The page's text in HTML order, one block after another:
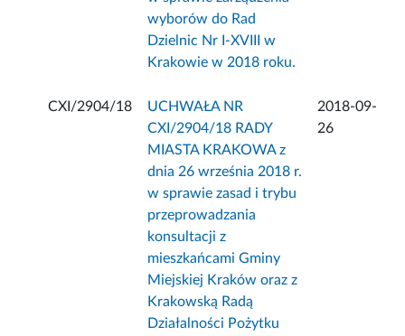
wyborów do Rad
Dzielnic Nr I-XVIII w
Krakowie w 2018 roku.
CXI/2904/18
UCHWAŁA NR
CXI/2904/18 RADY
MIASTA KRAKOWA z
dnia 26 września 2018 r.
w sprawie zasad i trybu
przeprowadzania
konsultacji z
mieszkańcami Gminy
Miejskiej Kraków oraz z
Krakowską Radą
Działalności Pożytku
2018-09-
26